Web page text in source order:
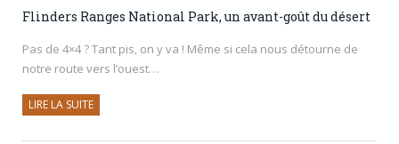
Flinders Ranges National Park, un avant-goût du désert
Pas de 4×4 ? Tant pis, on y va ! Même si cela nous détourne de
notre route vers l’ouest…
LIRE LA SUITE